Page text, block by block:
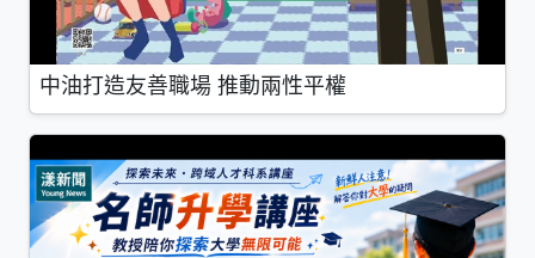
中油打造友善職場 推動兩性平權